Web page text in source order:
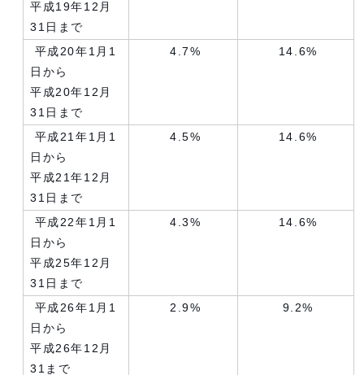
平成19年12月
31日まで
平成20年1月1
日から
平成20年12月
31日まで
4.7% 14.6%
平成21年1月1
日から
平成21年12月
31日まで
4.5% 14.6%
平成22年1月1
日から
平成25年12月
31日まで
4.3% 14.6%
平成26年1月1
日から
平成26年12月
31まで
2.9% 9.2%